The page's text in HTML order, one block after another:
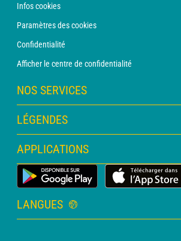
Infos cookies
Paramètres des cookies
Confidentialité
Afficher le centre de confidentialité
NOS SERVICES
Abonnement METEO Xpert
Abonnement METEO PRO
Consultation avec un prévisionniste
Bulletin PRO
LÉGENDES
Légende des cartes
Légende des pictogrammes
Glossaire
APPLICATIONS
Application Météo Terrestre
LANGUES